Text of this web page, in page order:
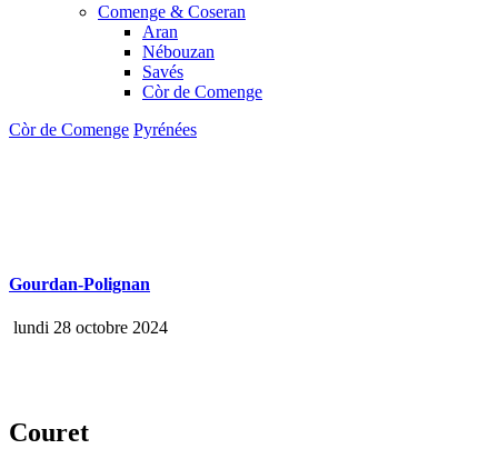
Comenge & Coseran
Aran
Nébouzan
Savés
Còr de Comenge
Còr de Comenge Pyrénées
Gourdan-Polignan
lundi 28 octobre 2024
Couret